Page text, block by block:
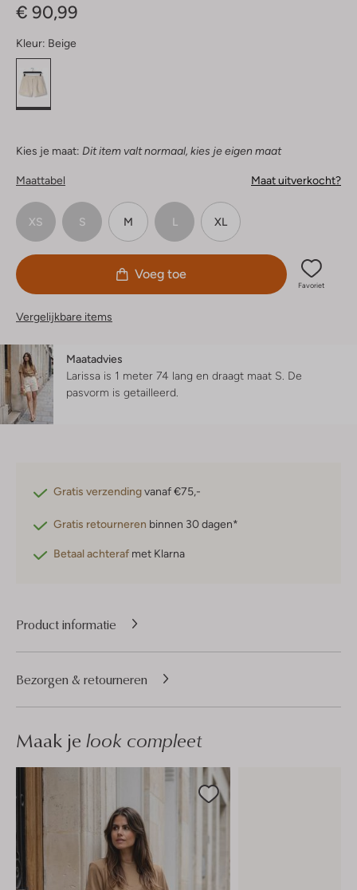
€ 90,99
Kleur: Beige
Kies je maat: Dit item valt normaal, kies je eigen maat
Maattabel Maat uitverkocht?
XS S M L XL
Voeg toe
Favoriet
Vergelijkbare items
Maatadvies
Larissa is 1 meter 74 lang en draagt maat S. De
pasvorm is getailleerd
Gratis verzendingvanaf €75,-
Gratis retourneren binnen 30 dagen*
Betaal achteraf met Klarna
Product informatie
Bezorgen & retourneren
Maak je look compleet